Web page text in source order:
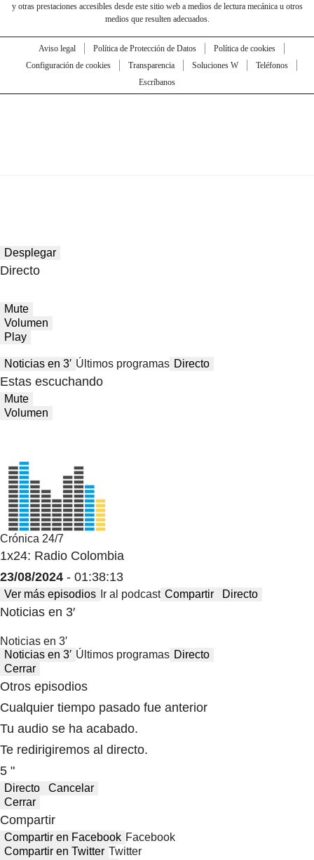
y otras prestaciones accesibles desde este sitio web a medios de lectura mecánica u otros
medios que resulten adecuados.
Aviso legal Política de Protección de Datos
Política de cookies
Configuración de cookies
Transparencia Soluciones W
Teléfonos
Escríbanos
Desplegar
Directo
Mute
Volumen
Play
Noticias en 3′ Últimos programas Directo
Estas escuchando
Mute
Volumen
Crónica 24/7
1x24: Radio Colombia
23/08/2024 - 01:38:13
Ver más episodios Ir al podcast Compartir Directo
Noticias en 3′
Noticias en 3′
Noticias en 3′ Últimos programas Directo
Cerrar
Otros episodios
Cualquier tiempo pasado fue anterior
Tu audio se ha acabado.
Te redirigiremos al directo.
5 "
Directo
Cancelar
Cerrar
Compartir
Compartir en Facebook Facebook
Compartir en Twitter Twitter